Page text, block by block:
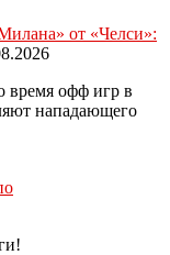
от «Челси»:
время офф игр в
нападающего